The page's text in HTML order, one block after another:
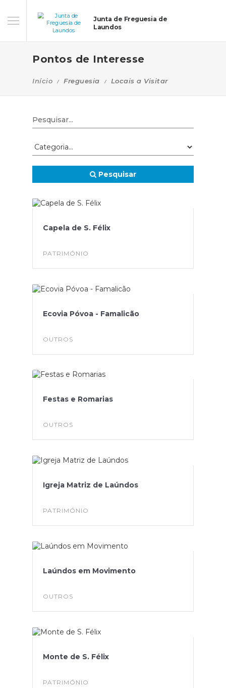
Junta de Freguesia de
Laundos
Pontos de Interesse
Início Freguesia Locais a Visitar
Pesquisar
Capela de S. Félix
PATRIMÓNIO
Ecovia Póvoa - Famalicão
OUTROS
Festas e Romarias
OUTROS
Igreja Matriz de Laúndos
PATRIMÓNIO
Laúndos em Movimento
OUTROS
Monte de S. Félix
PATRIMÓNIO